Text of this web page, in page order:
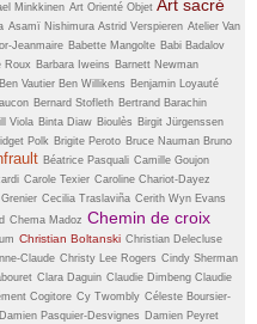
Minkkinen Art Orienté Objet Art sacré
Asamï Nishimura Astrid Verspieren Atelier Van
Jeanmaire Babette Mangolte Babi Badalov
Roux Barbara Iweins Barnett Newman
Ben Vautier Ben Willikens Benjamin Loyauté
Bernard Stofleth Bertrand Barachin
Viola Binta Diaw Bioulès Birgit Jürgenssen
Polk Brigite Peroto Bruce Nauman Bruno
Béatrice Pasquali Camille Goujon
Carole Texier Caroline Chariot-Dayez
Cecilia Traslaviña Cerith Wyn Evans
Chema Madoz Chemin de croix
Christian Boltanski Christian Delecluse
Claude Christy Lee Rogers Cindy Sherman
Clara Daguin Claudie Dimbeng Claudie
Cogitore Cy Twombly Céleste Boursier-
Damien Pasquier-Desvignes Damien Peyret